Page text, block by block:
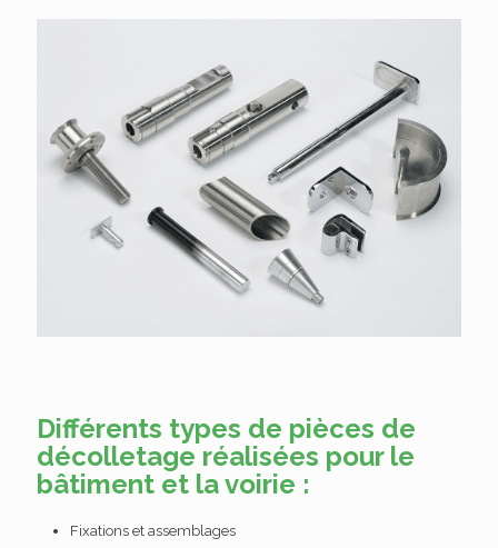
Différents types de pièces de
décolletage réalisées pour le
bâtiment et la voirie :
Fixations et assemblages